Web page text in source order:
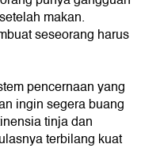
makan.
seseorang harus
pencernaan yang
ingin segera buang
tinja dan
terbilang kuat